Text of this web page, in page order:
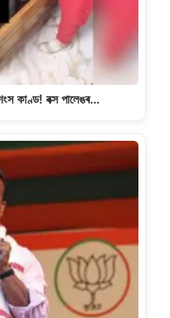
কাণ্ড! বক্স পালেঙৰ…